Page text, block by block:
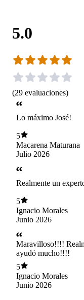
5.0
(29 evaluaciones)
Lo máximo José!
5
Macarena Maturana
Julio 2026
Realmente un
5
Ignacio Morales
Junio 2026
Maravilloso!!!!
ayudó mucho!!!!
5
Ignacio Morales
Junio 2026